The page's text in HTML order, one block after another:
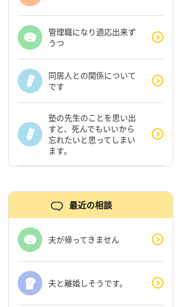
管理職になり適応出来ず
うつ
同居人との関係について
です
塾の先生のことを思い出
すと、死んでもいいから
忘れたいと思ってしまい
ます。
最近の相談
夫が帰ってきません
夫と離婚しそうです。